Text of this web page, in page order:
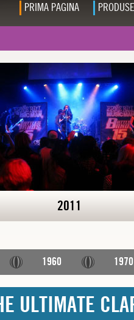
PRIMA PAGINA PRODUSE
2011
1960 1970
ULTIMATE